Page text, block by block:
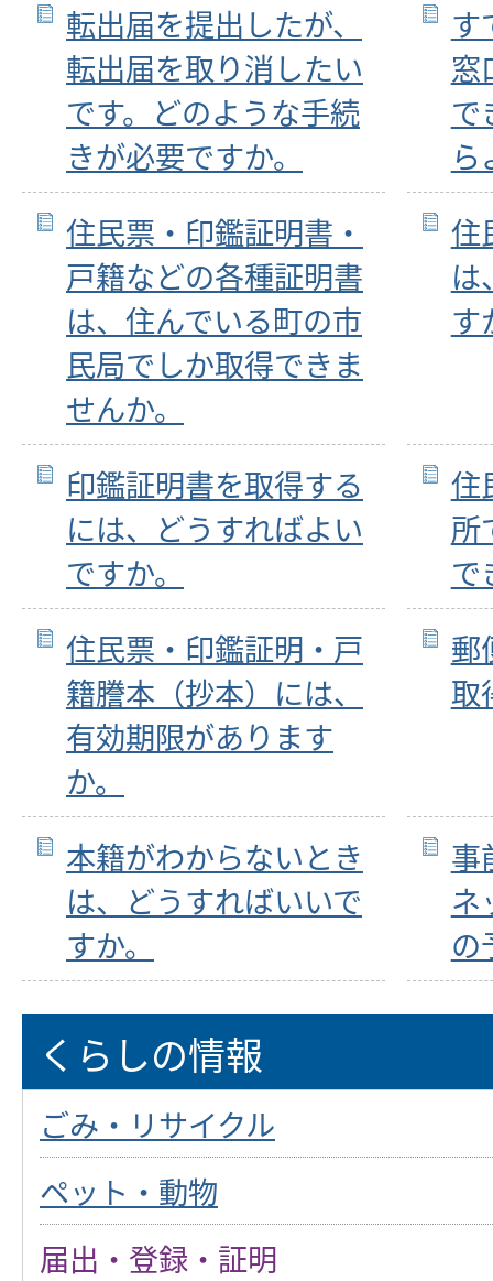
転出届を提出したが、
転出届を取り消したい
です。どのような手続
きが必要ですか。
す
窓
で
住民票・印鑑証明書・
戸籍などの各種証明書
は、住んでいる町の市
民局でしか取得できま
せんか。
住
は
す
印鑑証明書を取得する
には、どうすればよい
ですか。
住
所
で
住民票・印鑑証明・戸
籍謄本（抄本）には、
有効期限があります
か。
郵
取
本籍がわからないとき
は、どうすればいいで
すか。
事
ネ
の
くらしの情報
ごみ・リサイクル
ペット・動物
届出・登録・証明